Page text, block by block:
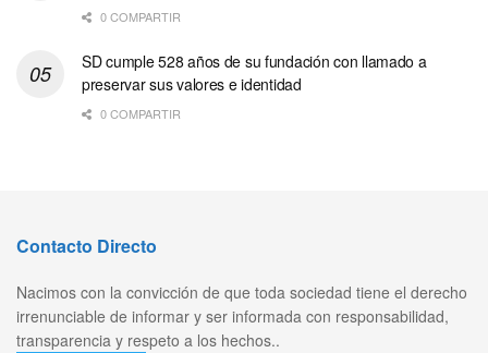
0 COMPARTIR
SD cumple 528 años de su fundación con llamado a
preservar sus valores e identidad
0 COMPARTIR
Contacto Directo
Nacimos con la convicción de que toda sociedad tiene el derecho
irrenunciable de informar y ser informada con responsabilidad,
transparencia y respeto a los hechos..